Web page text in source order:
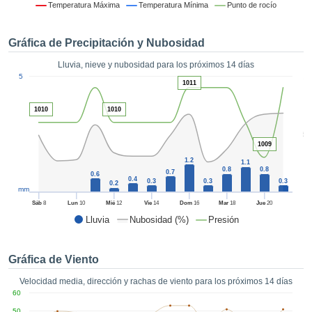
permite
sin coste.
ya sean
en
así como
un perfil
CONTINUAR
CONFIGURACIÓN
Temperatura Máxima Temperatura Mínima Punto de rocío
Gráfica de Precipitación y Nubosidad
Lluvia, nieve y nubosidad para los próximos 14 días
Lluvia Nubosidad (%) Presión
50
Sáb8 Lun 10 Mié 12 Vie 14 Dom16 Mar18 Jue 20
5
mm
0.6
0.2
0.4 0.3
0.7
1.2
0.3
0.8
1.1
0.8
0.3
1010 1010
1011
1009
Gráfica de Viento
Velocidad media, dirección y rachas de viento para los próximos 14 días
60